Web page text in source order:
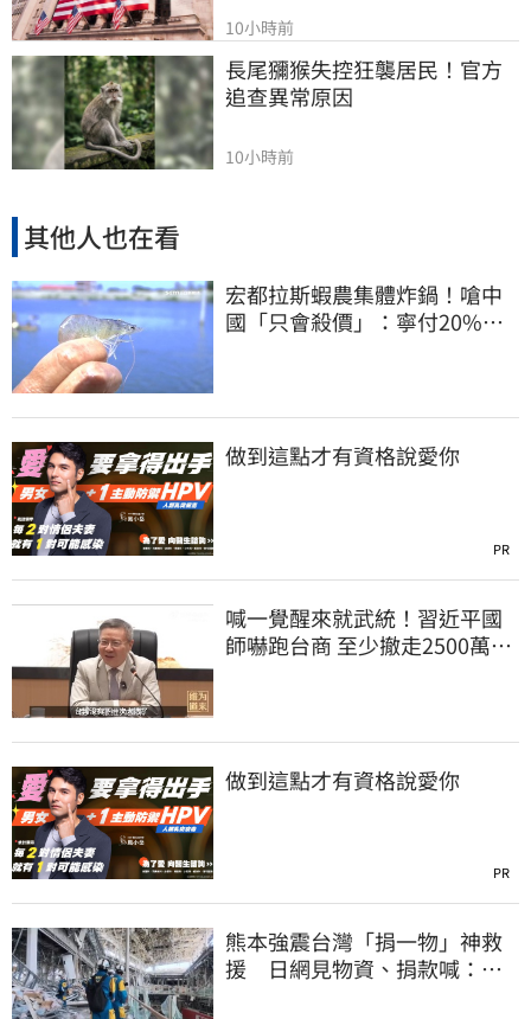
10小時前
長尾獼猴失控狂襲居民！官方
追查異常原因
10小時前
其他人也在看
宏都拉斯蝦農集體炸鍋！嗆中
國「只會殺價」：寧付20%關
做到這點才有資格說愛你
PR
喊一覺醒來就武統！習近平國
師嚇跑台商 至少撤走2500萬份
做到這點才有資格說愛你
PR
熊本強震台灣「捐一物」神救
援 日網見物資、捐款喊：給